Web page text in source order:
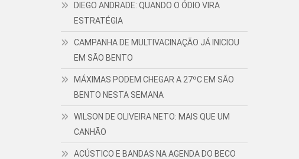
DIEGO ANDRADE: QUANDO O ÓDIO VIRA
ESTRATÉGIA
CAMPANHA DE MULTIVACINAÇÃO JÁ INICIOU
EM SÃO BENTO
MÁXIMAS PODEM CHEGAR A 27ºC EM SÃO
BENTO NESTA SEMANA
WILSON DE OLIVEIRA NETO: MAIS QUE UM
CANHÃO
ACÚSTICO E BANDAS NA AGENDA DO BECO